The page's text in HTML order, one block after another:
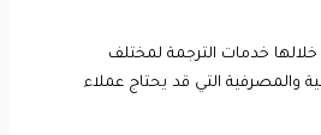
خدمات الترجمة لمختلف
والمصرفية التي قد يحتاج عملاء